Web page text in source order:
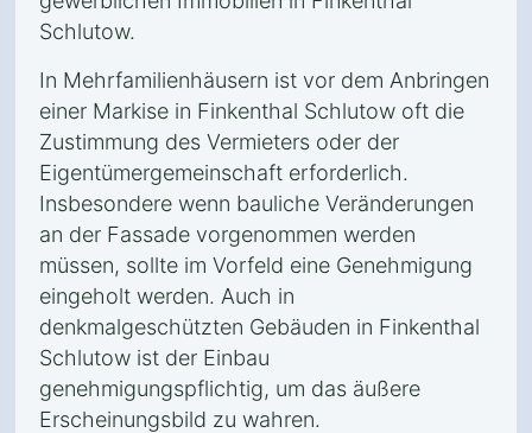
Schlutow.
In Mehrfamilienhäusern ist vor dem Anbringen
einer Markise in Finkenthal Schlutow oft die
Zustimmung des Vermieters oder der
Eigentümergemeinschaft erforderlich.
Insbesondere wenn bauliche Veränderungen
an der Fassade vorgenommen werden
müssen, sollte im Vorfeld eine Genehmigung
eingeholt werden. Auch in
denkmalgeschützten Gebäuden in Finkenthal
Schlutow ist der Einbau
genehmigungspflichtig, um das äußere
Erscheinungsbild zu wahren.